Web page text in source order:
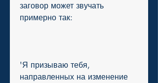
заговор может звучать
примерно так:
'Я призываю тебя,
направленных на изменение